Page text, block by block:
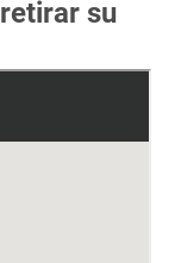
su